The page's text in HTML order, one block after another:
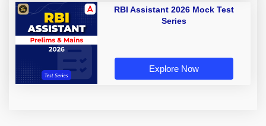
RBI Assistant 2026 Mock Test
Series
Explore Now